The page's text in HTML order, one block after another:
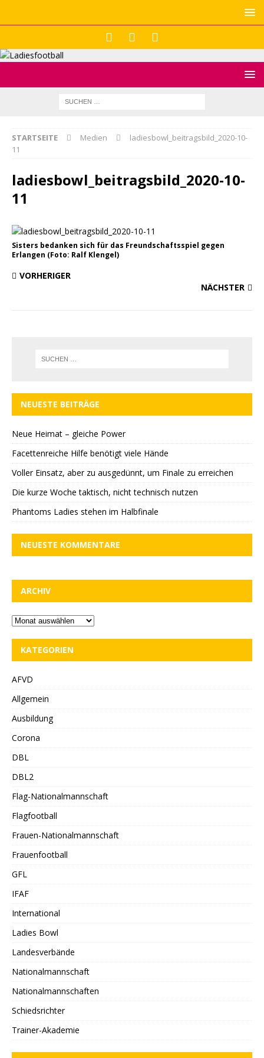
STARTSEITE Medien
ladiesbowl_beitragsbild_2020-10-
11
ladiesbowl_beitragsbild_2020-10-
11
Sisters bedanken sich für das Freundschaftsspiel gegen
Erlangen (Foto: Ralf Klengel)
VORHERIGER
NÄCHSTER
NEUESTE BEITRÄGE
Neue Heimat – gleiche Power
Facettenreiche Hilfe benötigt viele Hände
Voller Einsatz, aber zu ausgedünnt, um Finale zu erreichen
Die kurze Woche taktisch, nicht technisch nutzen
Phantoms Ladies stehen im Halbfinale
NEUESTE KOMMENTARE
ARCHIV
KATEGORIEN
AFVD
Allgemein
Ausbildung
Corona
DBL
DBL2
Flag-Nationalmannschaft
Flagfootball
Frauen-Nationalmannschaft
Frauenfootball
GFL
IFAF
International
Ladies Bowl
Landesverbände
Nationalmannschaft
Nationalmannschaften
Schiedsrichter
Trainer-Akademie